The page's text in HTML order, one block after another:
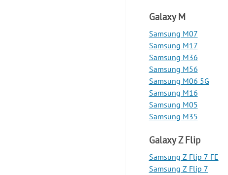
Galaxy M
Samsung M07
Samsung M17
Samsung M36
Samsung M56
Samsung M06 5G
Samsung M16
Samsung M05
Samsung M35
Galaxy Z Flip
Samsung Z Flip 7 FE
Samsung Z Flip 7